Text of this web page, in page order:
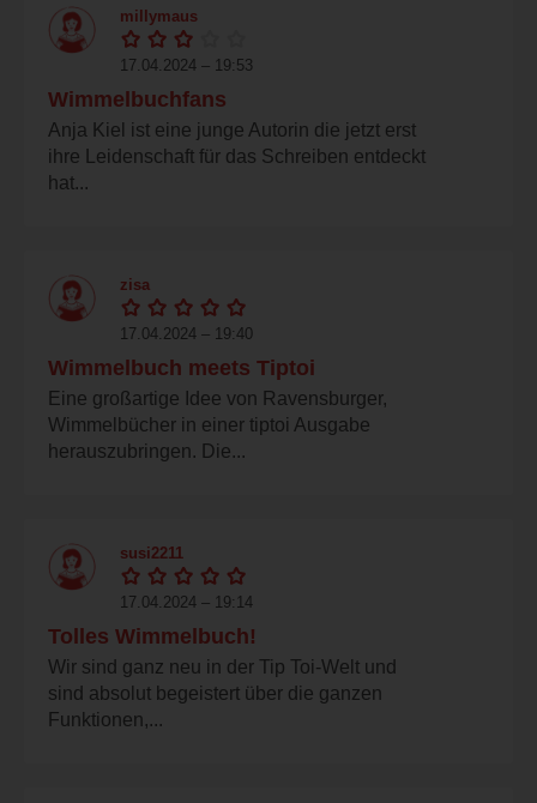
millymaus
17.04.2024 – 19:53
Wimmelbuchfans
Anja Kiel ist eine junge Autorin die jetzt erst
ihre Leidenschaft für das Schreiben entdeckt
hat...
zisa
17.04.2024 – 19:40
Wimmelbuch meets Tiptoi
Eine großartige Idee von Ravensburger,
Wimmelbücher in einer tiptoi Ausgabe
herauszubringen. Die...
susi2211
17.04.2024 – 19:14
Tolles Wimmelbuch!
Wir sind ganz neu in der Tip Toi-Welt und
sind absolut begeistert über die ganzen
Funktionen,...